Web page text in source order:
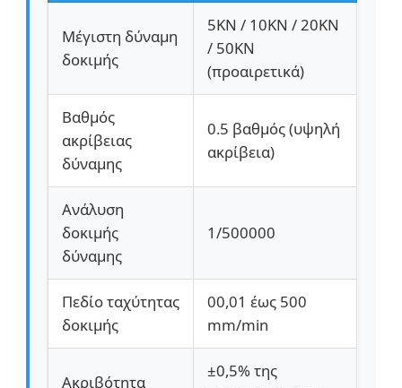
Μέγιστη δύναμη
δοκιμής
5KN / 10KN / 20KN
/ 50KN
(προαιρετικά)
Βαθμός
ακρίβειας
δύναμης
0.5 βαθμός (υψηλή
ακρίβεια)
Ανάλυση
δοκιμής
δύναμης
1/500000
Πεδίο ταχύτητας
δοκιμής
00,01 έως 500
mm/min
Ακριβότητα
±0,5% της